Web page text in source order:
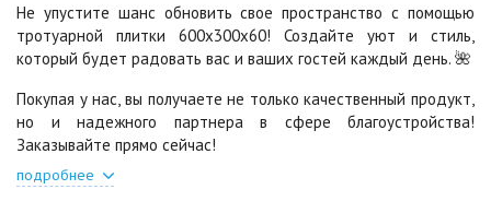
Не упустите шанс обновить свое пространство с помощью
тротуарной плитки 600х300х60! Создайте уют и стиль,
который будет радовать вас и ваших гостей каждый день. 🌺
Покупая у нас, вы получаете не только качественный продукт,
но и надежного партнера в сфере благоустройства!
Заказывайте прямо сейчас!
подробнее